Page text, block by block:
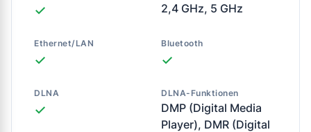
✓ 2,4 GHz, 5 GHz
Ethernet/LAN
✓
Bluetooth
✓
DLNA
✓
DLNA-Funktionen
DMP (Digital Media
Player), DMR (Digital